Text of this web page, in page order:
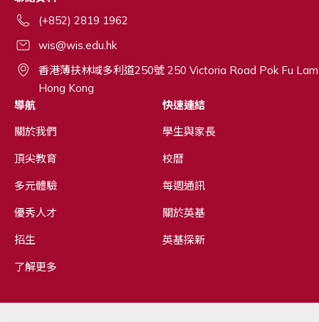
(+852) 2819 1962
wis@wis.edu.hk
香港薄扶林域多利道250號 250 Victoria Road Pok Fu
Hong Kong
導航
關於我們
頂尖教育
多元體驗
優秀人才
招生
了解更多
快速連結
學生與家長
校曆
每週通訊
關於英基
英基探新